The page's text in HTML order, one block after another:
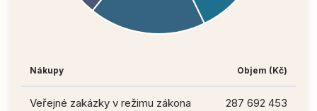
Nákupy Objem (Kč)
Veřejné zakázky v režimu zákona 287 692 453